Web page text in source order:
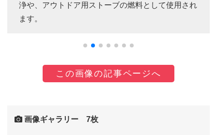
浄や、アウトドア用ストーブの燃料として使用され
ます。
この画像の記事ページへ
画像ギャラリー 7枚